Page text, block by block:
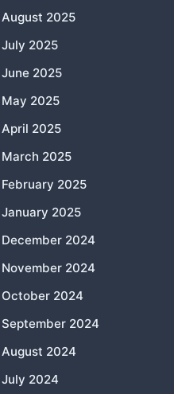
August 2025
July 2025
June 2025
May 2025
April 2025
March 2025
February 2025
January 2025
December 2024
November 2024
October 2024
September 2024
August 2024
July 2024